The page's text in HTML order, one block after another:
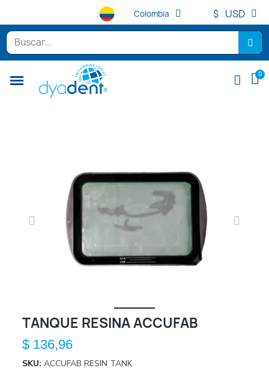
Colombia $ USD
TANQUE RESINA ACCUFAB
SKU ACCUFAB RESIN TANK
$ 136,96